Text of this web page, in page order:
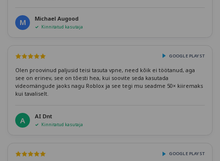
M Michael Augood
Kinnitatud kasutaja
GOOGLE PLAYST
Olen proovinud paljusid teisi tasuta vpne, need kõik ei töötanud, aga
see on erinev, see on tõesti hea, kui soovite seda kasutada
videomängude jaoks nagu Roblox ja see tegi mu seadme 50× kiiremaks
kui tavaliselt.
A AI Dnt
Kinnitatud kasutaja
GOOGLE PLAYST